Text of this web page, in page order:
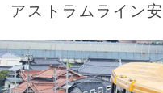
アストラムライン